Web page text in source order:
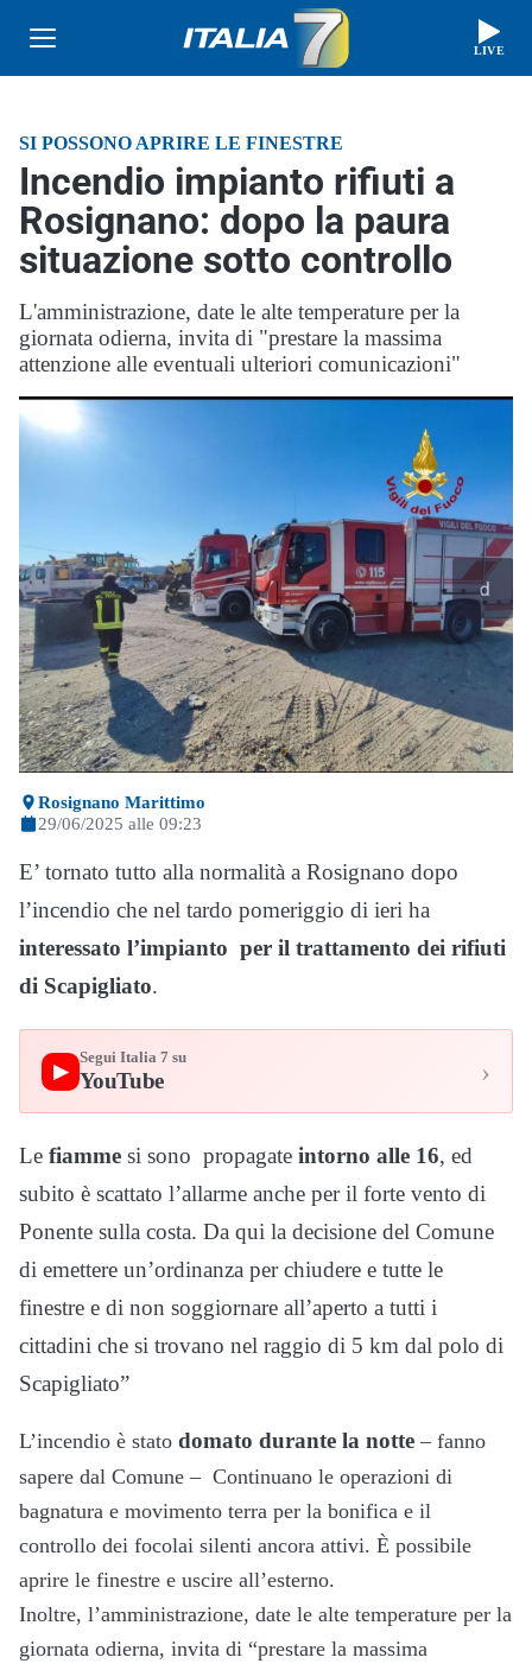
LIVE
SI POSSONO APRIRE LE FINESTRE
Incendio impianto rifiuti a
Rosignano: dopo la paura
situazione sotto controllo
L'amministrazione, date le alte temperature per la
giornata odierna, invita di "prestare la massima
attenzione alle eventuali ulteriori comunicazioni"
Rosignano Marittimo
29/06/2025 alle 09:23
E’ tornato tutto alla normalità a Rosignano dopo
l’incendio che nel tardo pomeriggio di ieri ha
interessato l’impianto per il trattamento dei rifiuti
di Scapigliato.
▶
Segui Italia 7 su
YouTube ›
Le fiamme si sono propagate intorno alle 16, ed
subito è scattato l’allarme anche per il forte vento di
Ponente sulla costa. Da qui la decisione del Comune
di emettere un’ordinanza per chiudere e tutte le
finestre e di non soggiornare all’aperto a tutti i
cittadini che si trovano nel raggio di 5 km dal polo di
Scapigliato”
L’incendio è stato domato durante la notte – fanno
sapere dal Comune – Continuano le operazioni di
bagnatura e movimento terra per la bonifica e il
controllo dei focolai silenti ancora attivi. È possibile
aprire le finestre e uscire all’esterno.
Inoltre, l’amministrazione, date le alte temperature per la
giornata odierna, invita di “prestare la massima